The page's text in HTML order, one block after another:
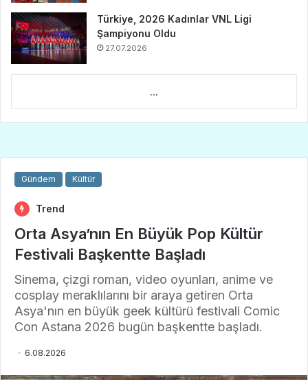
Türkiye, 2026 Kadınlar VNL Ligi
Şampiyonu Oldu
27.07.2026
...